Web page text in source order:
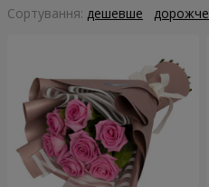
Сортування: дешевше дорожче